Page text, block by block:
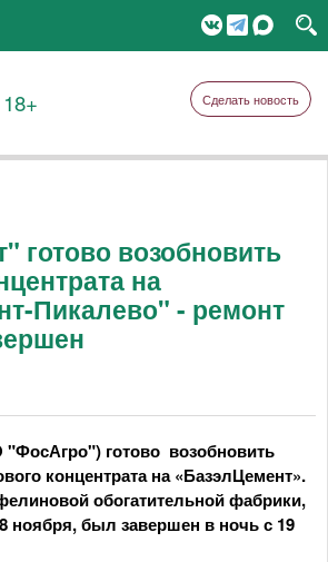
18+ Сделать новость
готово возобновить
на
Пикалево" - ремонт
готово возобновить
концентрата на «БазэлЦемент».
обогатительной фабрики,
ноября, был завершен в ночь с 19